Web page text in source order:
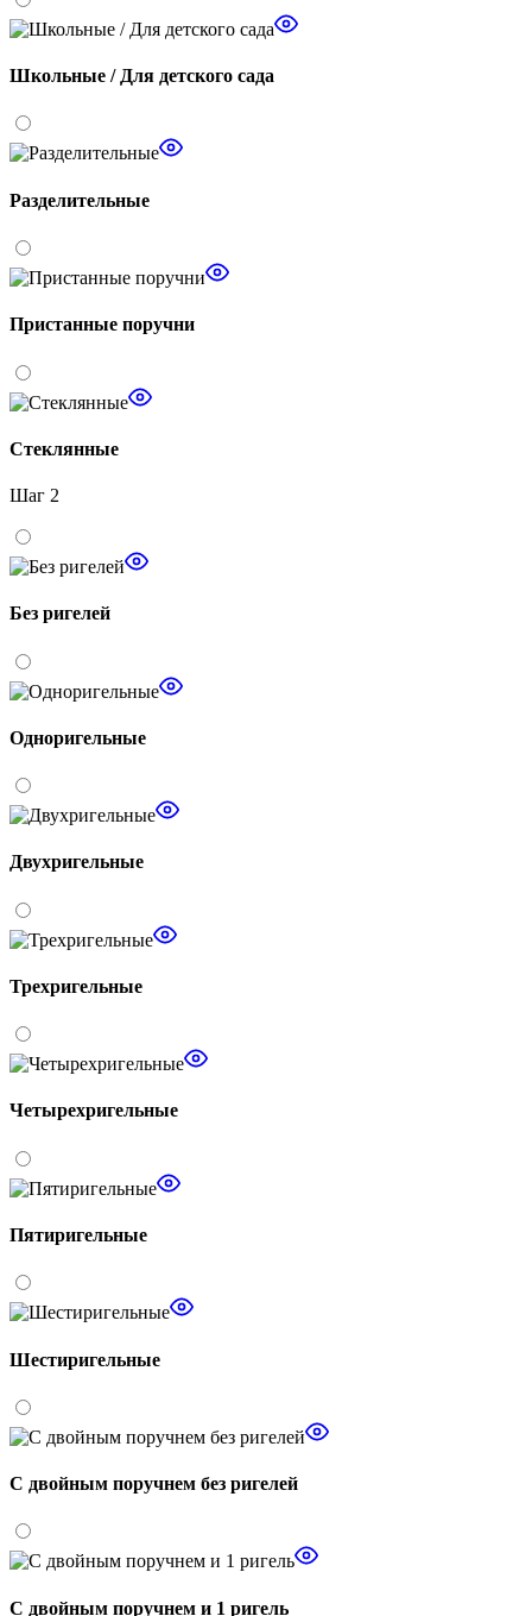
Школьные / Для детского сада
Разделительные
Пристанные поручни
Стеклянные
Шаг 2
Без ригелей
Одноригельные
Двухригельные
Трехригельные
Четырехригельные
Пятиригельные
Шестиригельные
С двойным поручнем без ригелей
С двойным поручнем и 1 ригель